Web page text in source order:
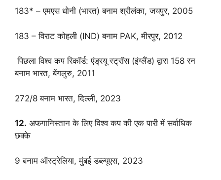
183* – एमएस धोनी (भारत) बनाम श्रीलंका, जयपुर, 2005
183 – विराट कोहली (IND) बनाम PAK, मीरपुर, 2012
पिछला विश्व कप रिकॉर्ड: एंड्रयू स्ट्रॉस (इंग्लैंड) द्वारा 158 रन
बनाम भारत, बेंगलुरु, 2011
272/8 बनाम भारत, दिल्ली, 2023
12. अफगानिस्तान के लिए विश्व कप की एक पारी में सर्वाधिक
छक्के
9 बनाम ऑस्ट्रेलिया, मुंबई डब्ल्यूएस, 2023